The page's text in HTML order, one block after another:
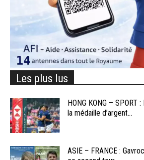
Les plus lus
HONG KONG –
la médaille d’argent...
ASIE – FRANCE :